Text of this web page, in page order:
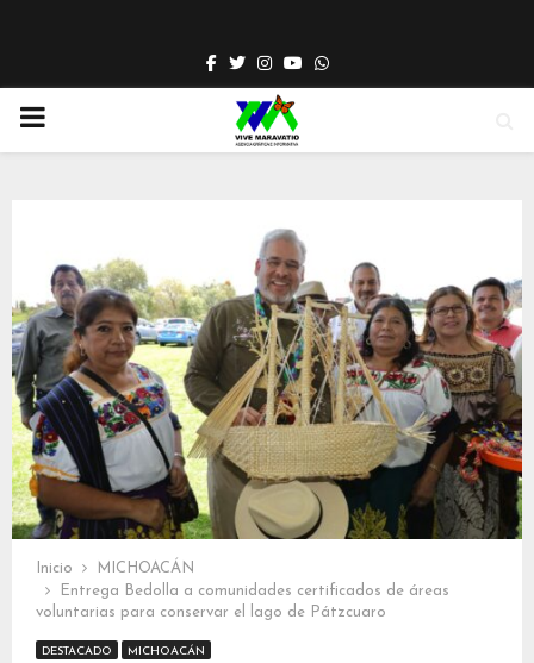
Facebook
TwitterInstagram
YoutubeWhatsapp
PRIMARY
Inicio
MICHOACÁN
Entrega Bedolla a comunidades certificados de áreas
voluntarias para conservar el lago de Pátzcuaro
DESTACADO MICHOACÁN